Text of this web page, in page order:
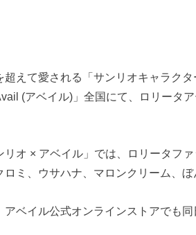
超えて愛される「サンリオキャラク
(アベイル)」全国にて、ロリータ
リオ × アベイル」では、ロリータフ
ロミ、ウサハナ、マロンクリーム、
アベイル公式オンラインストアでも